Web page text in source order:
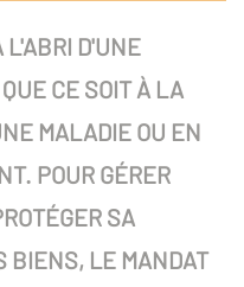
D'UNE
CE SOIT À LA
MALADIE OU EN
POUR GÉRER
SA
BIENS, LE MANDAT